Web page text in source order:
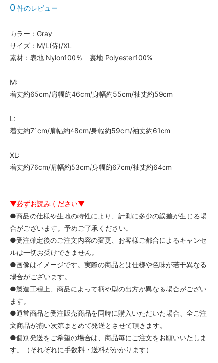
0 件のレビュー
カラー：Gray
サイズ：M/L(侍)/XL
素材：表地 Nylon100％ 裏地 Polyester100%
M:
着丈約65cm/肩幅約46cm/身幅約55cm/袖丈約59cm
L:
着丈約71cm/肩幅約48cm/身幅約59cm/袖丈約61cm
XL:
着丈約76cm/肩幅約53cm/身幅約67cm/袖丈約64cm
▼必ずお読みください▼
●商品の仕様や生地の特性により、計測に多少の誤差が生じる場
合がございます。予めご了承ください。
●受注確定後のご注文内容の変更、お客様ご都合によるキャンセ
ルは一切お受けできません。
●画像はイメージです。実際の商品とは仕様や色味が若干異なる
場合がございます。
●製造工程上、商品によって柄や型の出方が異なる場合がござい
ます。
●通常商品と受注販売商品を同時に購入いただいた場合、全ご注
文商品が揃い次第まとめて発送とさせて頂きます。
●個別発送をご希望の場合は、商品毎にご注文をお願いいたしま
す。（それぞれに手数料・送料がかかります）